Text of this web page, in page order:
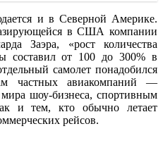
и в Северной Америке.
в США компании
Заэра, «рост количества
составил от 100 до 300% в
самолет понадобился
частных авиакомпаний —
шоу-бизнеса, спортивным
и тем, кто обычно летает
рейсов.